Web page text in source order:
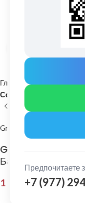
Предпочитаете
+7 (977)
Главная Фасадные
Софит
Grand Line
Grand Line:
Бархат 0,5 мм Ral
1 708,00 ₽